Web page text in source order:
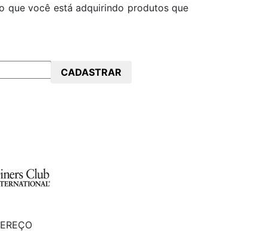
que você está adquirindo produtos que
CADASTRAR